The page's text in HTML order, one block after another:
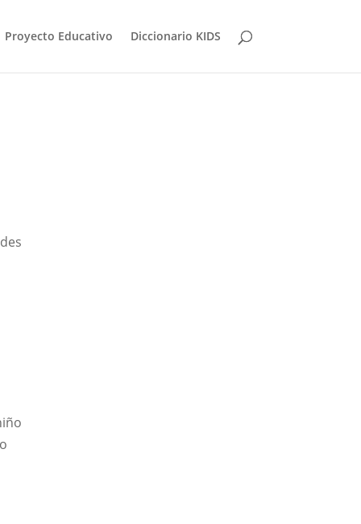
Proyecto Educativo Diccionario KIDS